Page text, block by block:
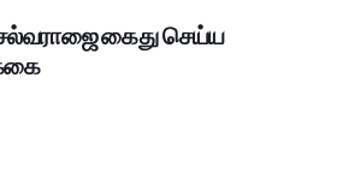
கைது செய்ய